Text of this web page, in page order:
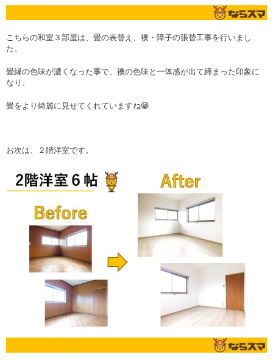
こちらの和室３部屋は、畳の表替え、襖・障子の張替工事を行いまし
た。
畳縁の色味が濃くなった事で、襖の色味と一体感が出て締まった印象に
なり、
畳をより綺麗に見せてくれていますね😁
お次は、２階洋室です。